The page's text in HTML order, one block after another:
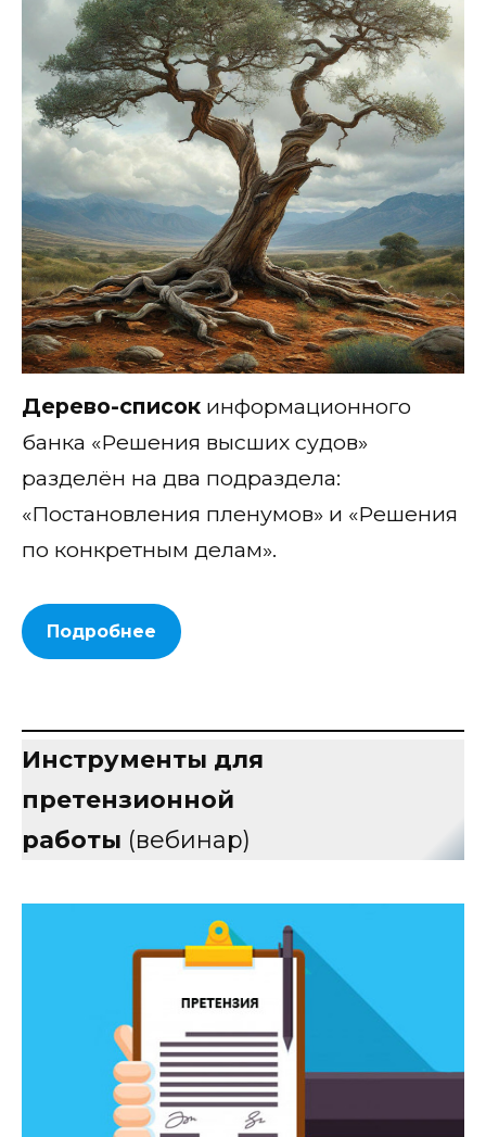
Дерево-список информационного
банка «Решения высших судов»
разделён на два подраздела:
«Постановления пленумов» и «Решения
по конкретным делам».
Подробнее
Инструменты для
претензионной
работы (вебинар)